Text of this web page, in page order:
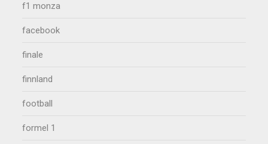
f1 monza
facebook
finale
finnland
football
formel 1